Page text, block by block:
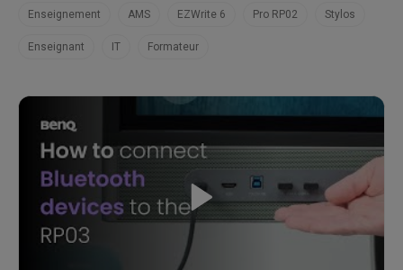
Enseignement AMS EZWrite 6 Pro RP02 Stylos
Enseignant IT Formateur